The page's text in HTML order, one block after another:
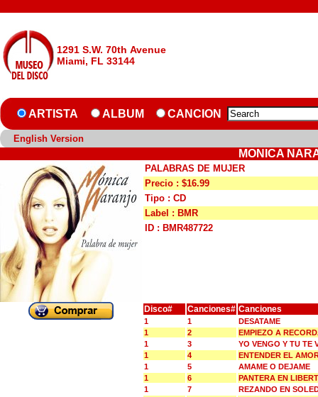
1291 S.W. 70th Avenue
Miami, FL 33144
ARTISTA ALBUM CANCION
English Version
MONICA
PALABRAS DE MUJER
Precio : $16.99
Tipo : CD
Label : BMR
ID : BMR487722
Disco# Canciones# Canciones
1 1
DESATAME
1
2
EMPIEZO A
1
3
YO VENGO Y TU TE
1
4
ENTENDER EL
1
5
AMAME O DEJAME
1
6
PANTERA EN
1
7
REZANDO EN